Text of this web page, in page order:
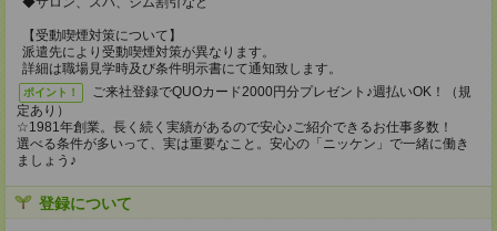
【受動喫煙対策について】
派遣先により受動喫煙対策が異なります。
詳細は職場見学時及び条件明示書にて通知致します。
ポイント！
ご来社登録でQUOカード2000円分プレゼント♪週払いOK！（規
定あり）
☆1981年創業。長く続く実績があるので安心♪ご紹介できるお仕事多数！
選べる条件が多いって、実は重要なこと。安心の「ニッケン」で一緒に働き
ましょう♪
登録について